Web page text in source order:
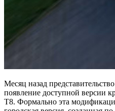
Месяц назад
появление доступной версии
T8. Формально эта